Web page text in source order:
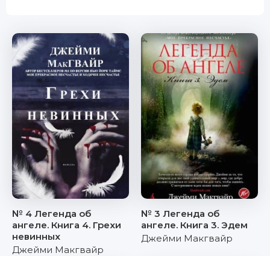
№ 4 Легенда об
ангеле. Книга 4. Грехи
невинных
Джейми Макгвайр
№ 3 Легенда об
ангеле. Книга 3. Эдем
Джейми Макгвайр